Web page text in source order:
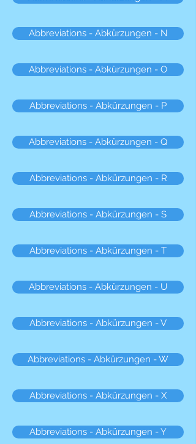
Abbreviations - Abkürzungen - N
Abbreviations - Abkürzungen - O
Abbreviations - Abkürzungen - P
Abbreviations - Abkürzungen - Q
Abbreviations - Abkürzungen - R
Abbreviations - Abkürzungen - S
Abbreviations - Abkürzungen - T
Abbreviations - Abkürzungen - U
Abbreviations - Abkürzungen - V
Abbreviations - Abkürzungen - W
Abbreviations - Abkürzungen - X
Abbreviations - Abkürzungen - Y